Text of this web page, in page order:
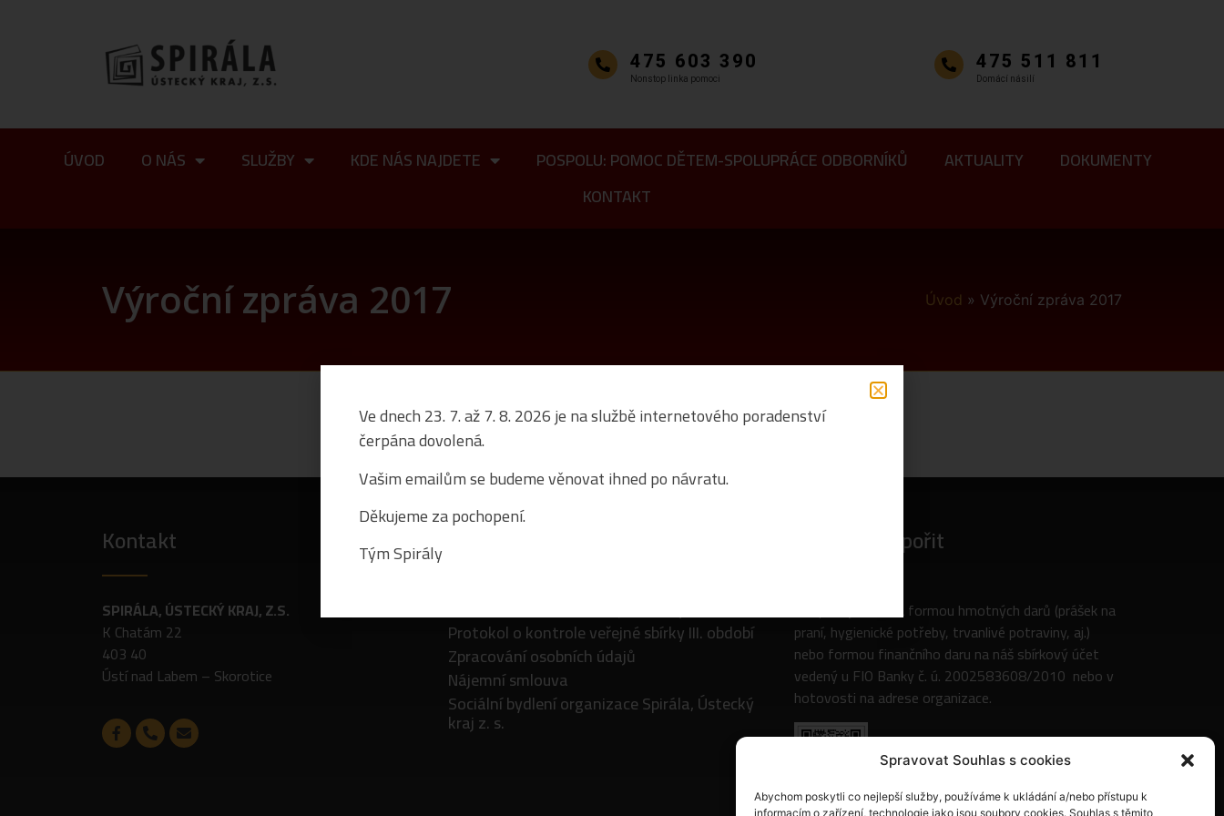
Spravovat Souhlas s cookies
Abychom poskytli co nejlepší služby, používáme k ukládání a/nebo přístupu k
informacím o zařízení, technologie jako jsou soubory cookies. Souhlas s těmito
475 603 390
Nonstop linka pomoci
475 511 811
Domácí násilí
ÚVOD O NÁS SLUŽBY KDE NÁS NAJDETE POSPOLU: POMOC DĚTEM-SPOLUPRÁCE ODBORNÍKŮ AKTUALITY
DOKUMENTY
KONTAKT
Výroční zpráva 2017 Úvod » Výroční zpráva 2017
Kontakt
SPIRÁLA, ÚSTECKÝ KRAJ, Z.S.
K Chatám 22
403 40
Ústí nad Labem – Skorotice
Protokol o kontrole veřejné sbírky III. období
Zpracování osobních údajů
Nájemní smlouva
Sociální bydlení organizace Spirála, Ústecký
kraj z. s.
Jak nás podpořit
Podpora je možná formou hmotných darů (prášek na
praní, hygienické potřeby, trvanlivé potraviny, aj.)
nebo formou finančního daru na náš sbírkový účet
vedený u FIO Banky č. ú. 2002583608/2010 nebo v
hotovosti na adrese organizace.
Ve dnech 23. 7. až 7. 8. 2026 je na službě internetového poradenství
čerpána dovolená.
Vašim emailům se budeme věnovat ihned po návratu.
Děkujeme za pochopení.
Tým Spirály